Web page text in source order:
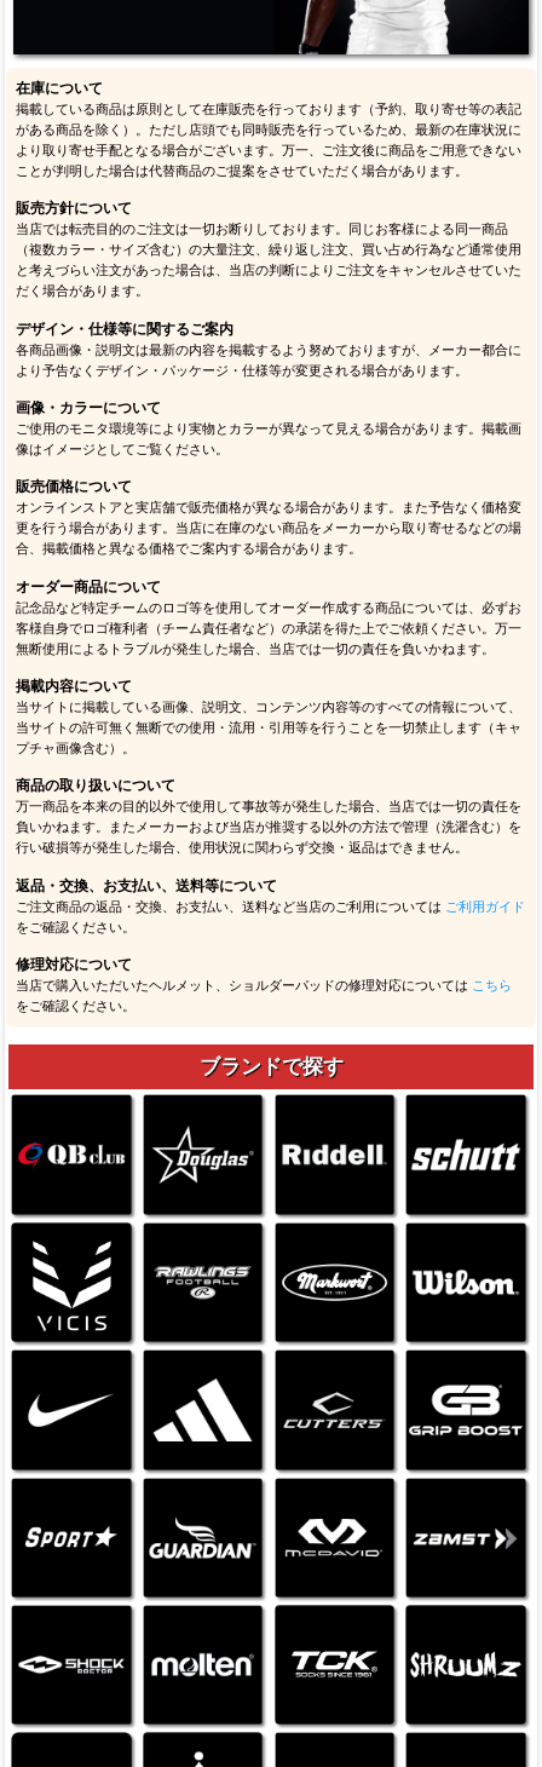
在庫について
掲載している商品は原則として在庫販売を行っております（予約、取り寄せ等の表記
がある商品を除く）。ただし店頭でも同時販売を行っているため、最新の在庫状況に
より取り寄せ手配となる場合がございます。万一、ご注文後に商品をご用意できない
ことが判明した場合は代替商品のご提案をさせていただく場合があります。
販売方針について
当店では転売目的のご注文は一切お断りしております。同じお客様による同一商品
（複数カラー・サイズ含む）の大量注文、繰り返し注文、買い占め行為など通常使用
と考えづらい注文があった場合は、当店の判断によりご注文をキャンセルさせていた
だく場合があります。
デザイン・仕様等に関するご案内
各商品画像・説明文は最新の内容を掲載するよう努めておりますが、メーカー都合に
より予告なくデザイン・パッケージ・仕様等が変更される場合があります。
画像・カラーについて
ご使用のモニタ環境等により実物とカラーが異なって見える場合があります。掲載画
像はイメージとしてご覧ください。
販売価格について
オンラインストアと実店舗で販売価格が異なる場合があります。また予告なく価格変
更を行う場合があります。当店に在庫のない商品をメーカーから取り寄せるなどの場
合、掲載価格と異なる価格でご案内する場合があります。
オーダー商品について
記念品など特定チームのロゴ等を使用してオーダー作成する商品については、必ずお
客様自身でロゴ権利者（チーム責任者など）の承諾を得た上でご依頼ください。万一
無断使用によるトラブルが発生した場合、当店では一切の責任を負いかねます。
掲載内容について
当サイトに掲載している画像、説明文、コンテンツ内容等のすべての情報について、
当サイトの許可無く無断での使用・流用・引用等を行うことを一切禁止します（キャ
プチャ画像含む）。
商品の取り扱いについて
万一商品を本来の目的以外で使用して事故等が発生した場合、当店では一切の責任を
負いかねます。またメーカーおよび当店が推奨する以外の方法で管理（洗濯含む）を
行い破損等が発生した場合、使用状況に関わらず交換・返品はできません。
返品・交換、お支払い、送料等について
ご注文商品の返品・交換、お支払い、送料など当店のご利用については ご利用ガイド
をご確認ください。
修理対応について
当店で購入いただいたヘルメット、ショルダーパッドの修理対応については こちら
をご確認ください。
ブランドで探す